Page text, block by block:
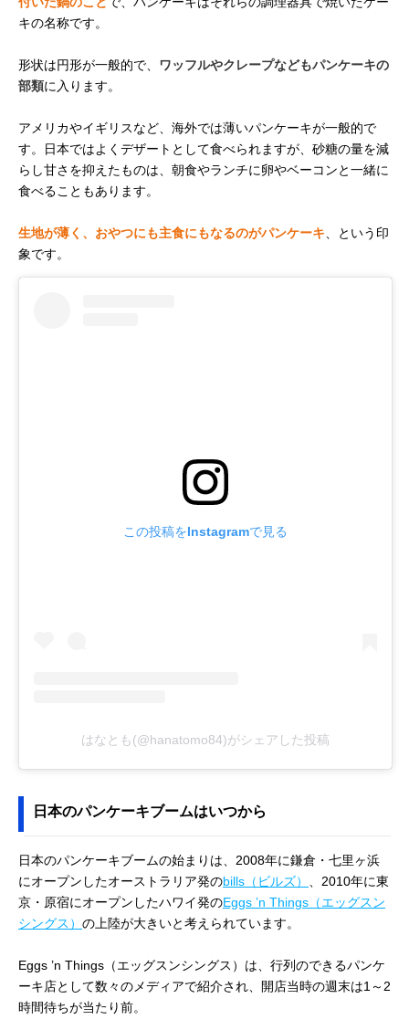
キの名称です。
形状は円形が一般的で、
ワッフルやクレープなどもパンケーキの
部類に入ります。
アメリカやイギリスなど、海外では薄いパンケーキが一般的で
す。日本ではよくデザートとして食べられますが、砂糖の量を減
らし甘さを抑えたものは、朝食やランチに卵やベーコンと一緒に
食べることもあります。
生地が薄く、おやつにも主食にもなるのがパンケーキ 、という印
象です。
この投稿をInstagramで見る
はなとも(@hanatomo84)がシェアした投稿
日本のパンケーキブームはいつから
日本のパンケーキブームの始まりは、2008年に鎌倉・七里ヶ浜
にオープンしたオーストラリア発のbills（ビルズ） 、2010年に東
京・原宿にオープンしたハワイ発のEggs ’n Things（エッグスン
シングス） の上陸が大きいと考えられています。
Eggs ’n Things（エッグスンシングス）は、行列のできるパンケ
ーキ店として数々のメディアで紹介され、開店当時の週末は1～2
時間待ちが当たり前。